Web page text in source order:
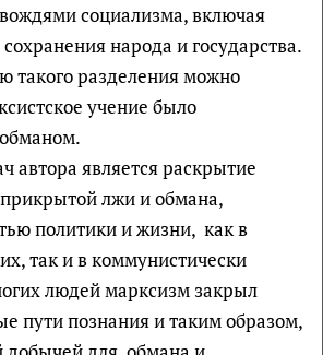
социализма, включая
народа и государства.
такого разделения можно
учение было
автора является раскрытие
лжи и обмана,
политики и жизни, как в
так и в коммунистически
людей марксизм закрыл
пути познания и таким образом,